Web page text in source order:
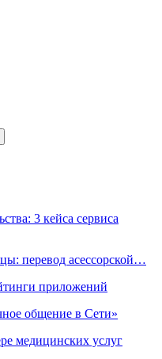
3 кейса сервиса
перевод асессорской…
приложений
общение в Сети»
медицинских услуг